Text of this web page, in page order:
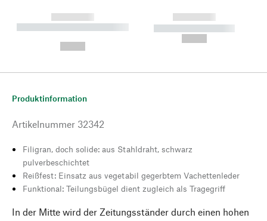
------------
----------- ----------- --------
------------
----------- -----------
Produktinformation
Artikelnummer 32342
Filigran, doch solide: aus Stahldraht, schwarz
pulverbeschichtet
Reißfest: Einsatz aus vegetabil gegerbtem Vachettenleder
Funktional: Teilungsbügel dient zugleich als Tragegriff
In der Mitte wird der Zeitungsständer durch einen hohen